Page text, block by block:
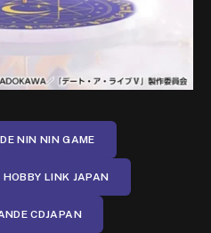
NIN NIN GAME
HOBBY LINK JAPAN
CDJAPAN